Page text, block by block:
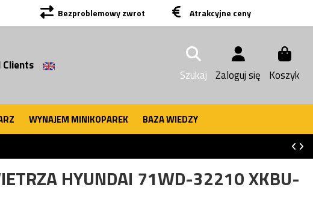
Bezproblemowy zwrot Atrakcyjne ceny
Szukaj Zaloguj się Koszyk
WYNAJEM MINIKOPAREK BAZA WIEDZY
HYUNDAI 71WD-32210 XKBU-